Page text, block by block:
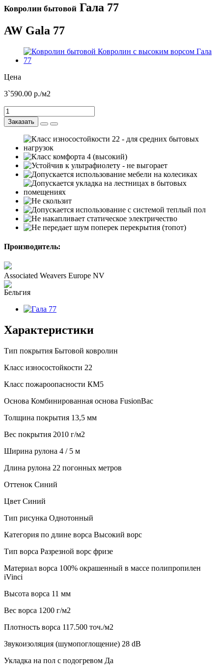
Ковролин бытовой Гала 77
AW Gala 77
Цена
3`590.00 р./м2
Заказать
Производитель:
Associated Weavers Europe NV
Характеристики
Тип покрытия Бытовой ковролин
Класс износостойкости 22
Класс пожароопасности КМ5
Основа Комбинированная основа FusionBac
Толщина покрытия 13,5 мм
Вес покрытия 2010 г/м2
Ширина рулона 4 / 5 м
Длина рулона 22 погонных метров
Оттенок Синий
Цвет Синий
Тип рисунка Однотонный
Категория по длине ворса Высокий ворс
Тип ворса Разрезной ворс фризе
Материал ворса 100% окрашенный в массе полипропилен
iVinci
Высота ворса 11 мм
Веc ворса 1200 г/м2
Плотность ворса 117.500 точ./м2
Звукоизоляция (шумопоглощение) 28 dB
Укладка на пол с подогревом Да